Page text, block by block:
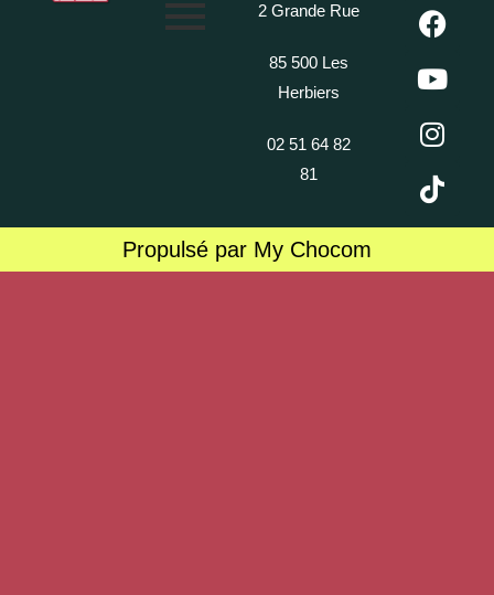
2 Grande Rue
85 500 Les
Herbiers
02 51 64 82
81
Propulsé par My Chocom